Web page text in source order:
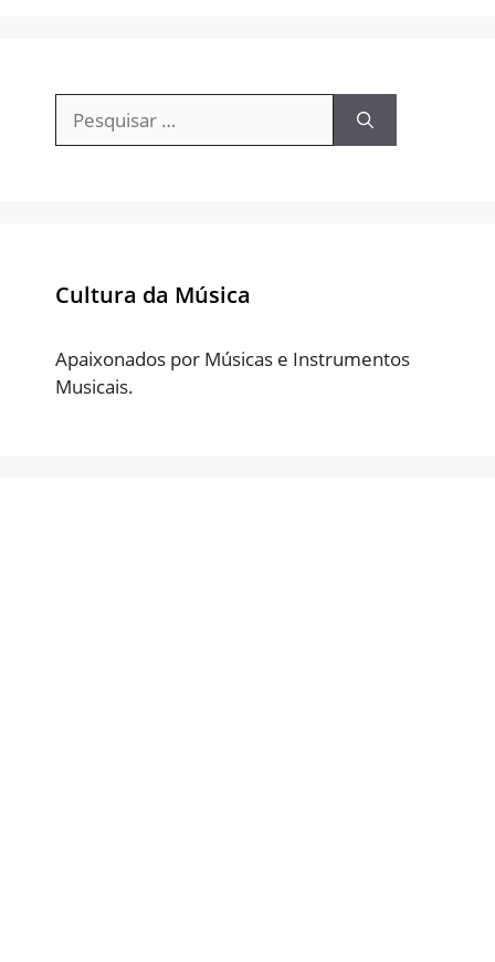
Pesquisar
por:
Cultura da Música
Apaixonados por Músicas e Instrumentos
Musicais.